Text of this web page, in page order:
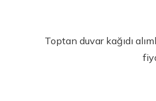
Toptan duvar kağıdı